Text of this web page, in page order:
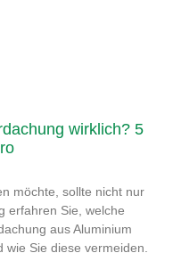
wirklich? 5
möchte, sollte nicht nur
erfahren Sie, welche
aus Aluminium
Sie diese vermeiden.